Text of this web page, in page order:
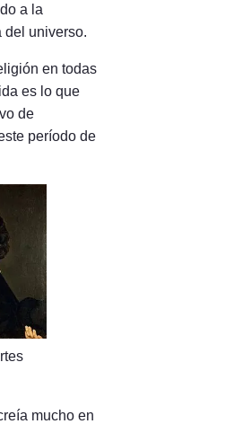
a la
del universo.
en todas
es lo que
de
período de
mucho en